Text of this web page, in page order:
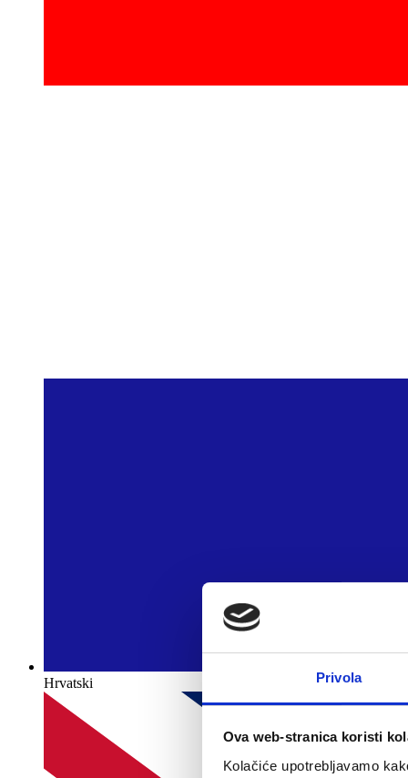
Privola
Ova web-stranica koristi
Kolačiće upotrebljavamo
Hrvatski